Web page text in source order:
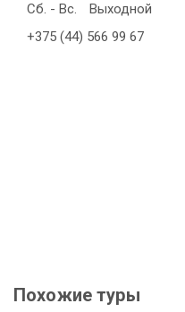
Сб. - Вс.
Выходной
+375 (44) 566 99 67
Похожие туры